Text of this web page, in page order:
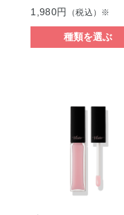
1,980円 （税込）※
種類を選ぶ